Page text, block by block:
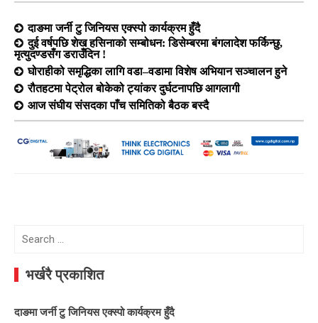
दाङमा जर्नी टु जिनियस एक्स्पो कार्यक्रम हुँदै
दुई वर्षपछि शेख हसिनाको सम्बोधन: डिसेम्बरमा बंगलादेश फर्किन्छु,
मृत्युदण्डसँग डराउँदिन !
घोराहीको समृद्धिका लागि वडा–वडामा विशेष अभियान सञ्चालन हुने
रौतहटमा पेट्रोल बोकेको ट्यांकर दुर्घटनापछि आगलागी
आज संघीय संसदका पाँच समितिको बैठक बस्दै
Search
भर्खरै प्रकाशित
दाङमा जर्नी टु जिनियस एक्स्पो कार्यक्रम हुँदै